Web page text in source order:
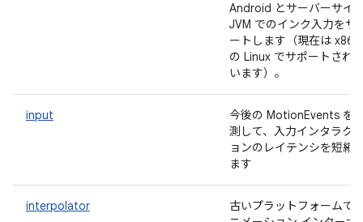
Android とサーバーサイ
JVM でのインク入力をサ
ートします（現在は
の Linux でサポートされ
います）。
input
今後の MotionEvents を
測して、入力インタラク
ョンのレイテンシを短縮
ます
interpolator
古いプラットフォームで